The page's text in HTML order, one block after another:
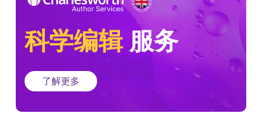
科学编辑服务
了解更多